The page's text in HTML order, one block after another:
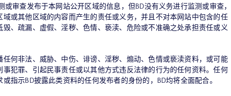
或审查发布于本网站公开区域的信息，但BD没有义务进行监测或审查，
域或其他区域的内容而产生的责任或义务，并且不对本网站中包含的任
毁、疏漏、虚假、淫秽、色情、亵渎、危险或不准确之处承担责任或义
任何非法、威胁、中伤、诽谤、淫秽、煽动、色情或亵渎资料，或可能
犯罪、引起民事责任或以其他方式违反法律的行为的任何资料。任何
指示BD披露此类资料的任何发布者的身份的，BD均将全面配合。